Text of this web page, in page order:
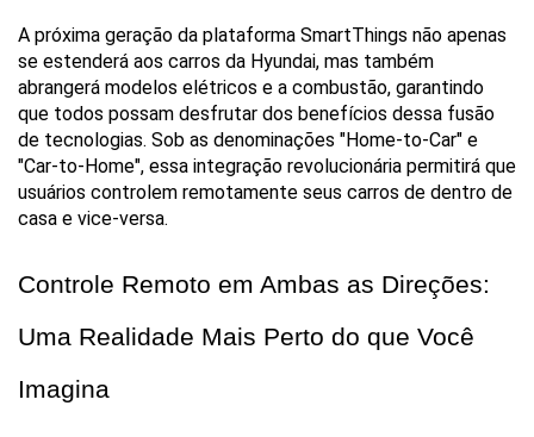
A próxima geração da plataforma SmartThings não apenas
se estenderá aos carros da Hyundai, mas também
abrangerá modelos elétricos e a combustão, garantindo
que todos possam desfrutar dos benefícios dessa fusão
de tecnologias. Sob as denominações "Home-to-Car" e
"Car-to-Home", essa integração revolucionária permitirá que
usuários controlem remotamente seus carros de dentro de
casa e vice-versa.
Controle Remoto em Ambas as Direções:
Uma Realidade Mais Perto do que Você
Imagina